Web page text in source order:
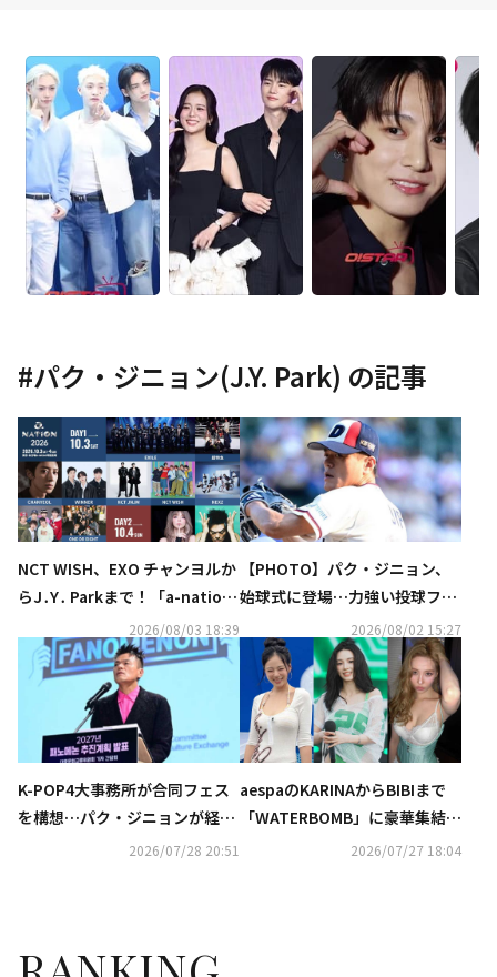
#パク・ジニョン(J.Y. Park) の記事
NCT WISH、EXO チャンヨルか
らJ․Y․ Parkまで！「a-nation
2026」第1弾出演アーティスト
発表
2026/08/03 18:39
【PHOTO】パク・ジニョン、
始球式に登場…力強い投球フォ
2026/08/02 15:27
K-POP4大事務所が合同フェス
を構想…パク・ジニョンが経緯
語る「Kカルチャーが良い機会
2026/07/28 20:51
aespaのKARINAからBIBIまで
「WATERBOMB」に豪華集結！
ビキニ＆上半身裸のパフォーマ
2026/07/27 18:04